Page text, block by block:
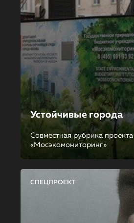
Устойчивые города
Совместная рубрика
«Мосэкомониторинг»
СПЕЦПРОЕКТ